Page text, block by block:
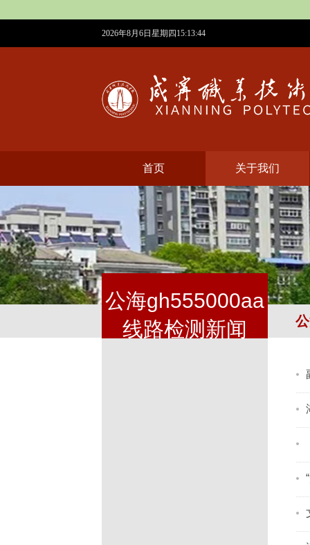
2026年8月6日星期四15:13:45
首页 ​关于我们
​公海gh555000aa
线路检测新闻